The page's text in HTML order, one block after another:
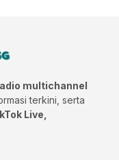
multichannel
terkini, serta
Live,